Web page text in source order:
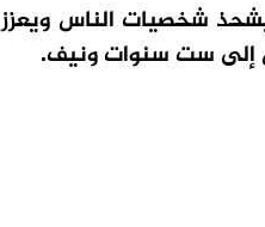
شخصيات الناس ويعزز
إلى ست سنوات ونيف.